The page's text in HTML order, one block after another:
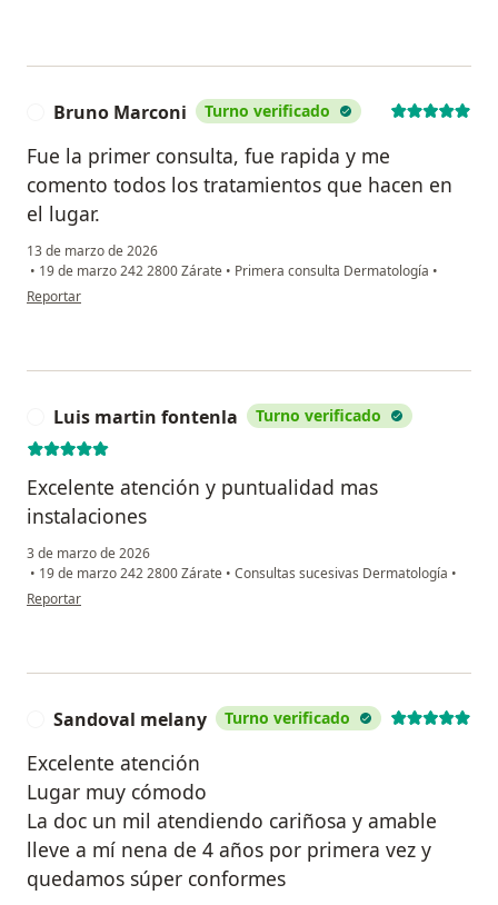
Bruno Marconi Turno verificado
Fue la primer consulta, fue rapida y me
comento todos los tratamientos que hacen en
el lugar.
13 de marzo de 2026
• 19 de marzo 242 2800 Zárate • Primera consulta Dermatología •
en opinión del usuario Bruno Marconi
Reportar
Luis martin fontenla Turno verificado
Excelente atención y puntualidad mas
instalaciones
3 de marzo de 2026
• 19 de marzo 242 2800 Zárate • Consultas sucesivas Dermatología •
en opinión del usuario Luis martin fontenla
Reportar
Sandoval melany Turno verificado
Excelente atención
Lugar muy cómodo
La doc un mil atendiendo cariñosa y amable
lleve a mí nena de 4 años por primera vez y
quedamos súper conformes